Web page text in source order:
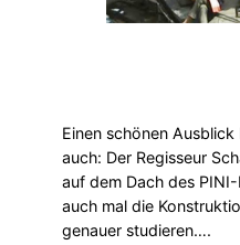
Einen schönen
auch: Der Regisseur
auf dem Dach des
auch mal die
genauer studieren….